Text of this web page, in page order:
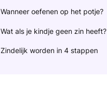
Wanneer oefenen op het potje?
Wat als je kindje geen zin heeft?
Zindelijk worden in 4 stappen